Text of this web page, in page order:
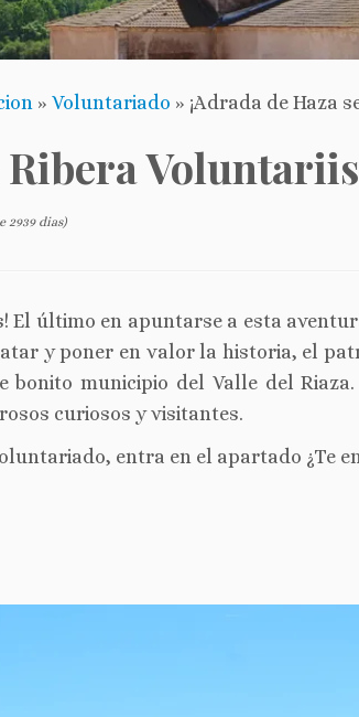
» Voluntariado » ¡Adrada de Haza
Ribera
2939 dias)
último en apuntarse a esta
y poner en valor la historia, el
municipio del Valle del
curiosos y visitantes.
entra en el apartado ¿Te